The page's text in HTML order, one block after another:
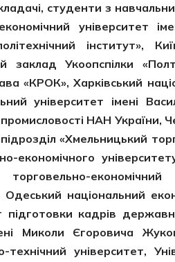
студенти з
університет
інститут»,
Укоопспілки
«КРОК», Харківський
університет імені
промисловості НАН
«Хмельницький
економічний
національний
підготовки кадрів
Миколи Єгоровича
університет,